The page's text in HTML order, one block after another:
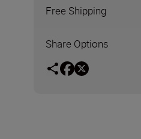
Free Shipping
Share Options